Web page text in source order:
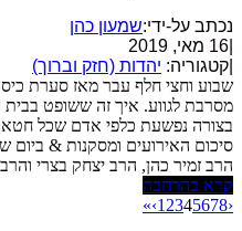
נכתב על-ידי:שמעון כהן
16 מאי, 2019
קטגוריה: יהדות (חזק וברוך)
שבוע וחצי חלף עבר מאז סערת
מסרבת לגווע. איך זה ששופט
בצורה נפשעת כלפי אדם שכל
סיכום האירועים ומסקנות & ביום
הרב זמיר כהן, הרב יצחק בצרי
קרא בהרחבה
‹
1 2345678
›
»